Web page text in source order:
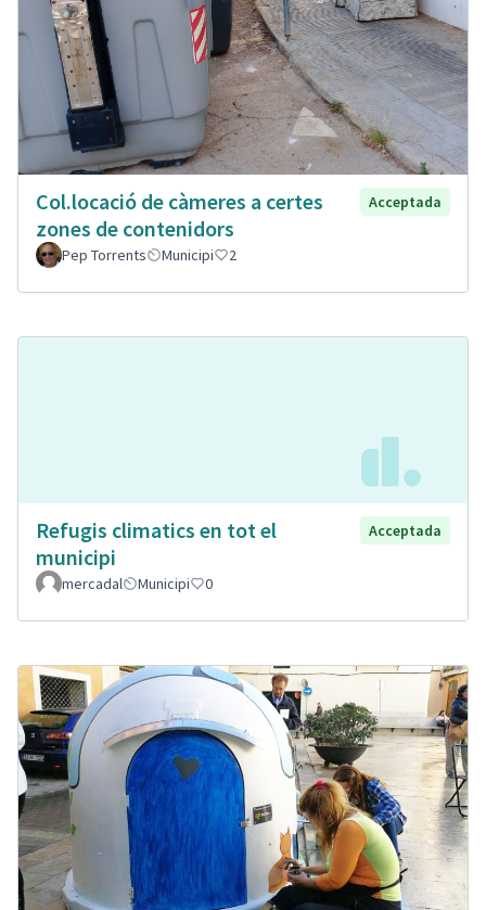
Col.locació de càmeres a certes
zones de contenidors
Acceptada
Pep Torrents Municipi 2
Refugis climatics en tot el
municipi
Acceptada
mercadal Municipi 0